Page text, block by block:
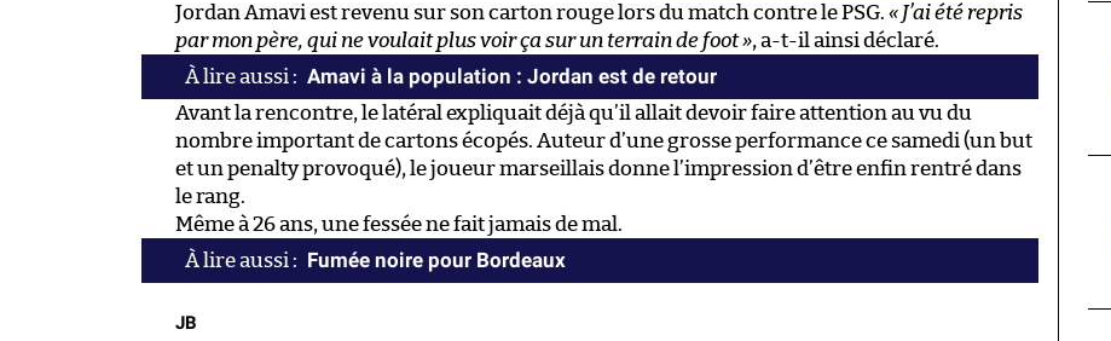
Jordan Amavi est revenu sur son carton rouge lors du match contre le PSG. « J’ai été repris
par mon père, qui ne voulait plus voir ça sur un terrain de foot », a-t-il ainsi déclaré.
Amavi à la population : Jordan est de retour
Avant la rencontre, le latéral expliquait déjà qu’il allait devoir faire attention au vu du
nombre important de cartons écopés. Auteur d’une grosse performance ce samedi (un but
et un penalty provoqué), le joueur marseillais donne l’impression d’être enfin rentré dans
le rang.
Même à 26 ans, une fessée ne fait jamais de mal.
Fumée noire pour Bordeaux
JB